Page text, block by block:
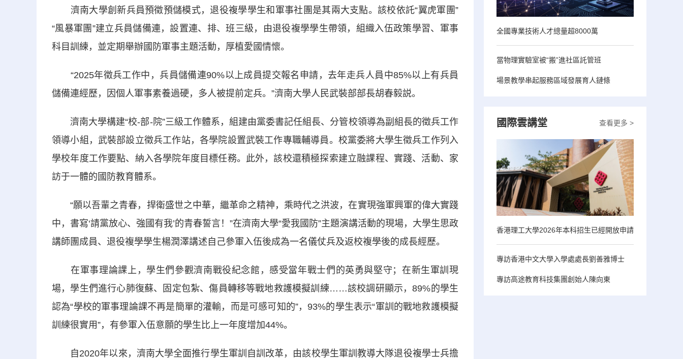
濟南大學創新兵員預徵預儲模式，退役複學學生和軍事社團是其兩大支點。該校依託“翼虎軍團”
“風暴軍團”建立兵員儲備連，設置連、排、班三級，由退役複學學生帶領，組織入伍政策學習、軍事
科目訓練，並定期舉辦國防軍事主題活動，厚植愛國情懷。
“2025年徵兵工作中，兵員儲備連90%以上成員提交報名申請，去年走兵人員中85%以上有兵員
儲備連經歷，因個人軍事素養過硬，多人被提前定兵。”濟南大學人民武裝部部長胡春毅説。
濟南大學構建“校-部-院”三級工作體系，組建由黨委書記任組長、分管校領導為副組長的徵兵工作
領導小組，武裝部設立徵兵工作站，各學院設置武裝工作專職輔導員。校黨委將大學生徵兵工作列入
學校年度工作要點、納入各學院年度目標任務。此外，該校還積極探索建立融課程、實踐、活動、家
訪于一體的國防教育體系。
“願以吾輩之青春，捍衛盛世之中華，繼革命之精神，乘時代之洪波，在實現強軍興軍的偉大實踐
中，書寫‘請黨放心、強國有我’的青春誓言！”在濟南大學“愛我國防”主題演講活動的現場，大學生思政
講師團成員、退役複學學生楊潤澤講述自己參軍入伍後成為一名儀仗兵及返校複學後的成長經歷。
在軍事理論課上，學生們參觀濟南戰役紀念館，感受當年戰士們的英勇與堅守；在新生軍訓現
場，學生們進行心肺復蘇、固定包紮、傷員轉移等戰地救護模擬訓練……該校調研顯示，89%的學生
認為“學校的軍事理論課不再是簡單的灌輸，而是可感可知的”，93%的學生表示“軍訓的戰地救護模擬
訓練很實用”，有參軍入伍意願的學生比上一年度增加44%。
自2020年以來，濟南大學全面推行學生軍訓自訓改革，由該校學生軍訓教導大隊退役複學士兵擔
全國專業技術人才總量超8000萬
當物理實驗室被“搬”進社區託管班
場景教學串起服務區域發展育人鏈條
查看更多 >
國際雲講堂
香港理工大學2026年本科招生已經開放申請
專訪香港中文大學入學處處長劉善雅博士
專訪高途教育科技集團創始人陳向東